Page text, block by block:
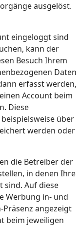
ausgelöst.
eingeloggt sind
kann der
Besuch Ihrem
Daten
erfasst werden,
Account beim
Diese
über
werden oder
die Betreiber der
in denen Ihre
sind. Auf diese
Werbung in- und
angezeigt
beim jeweiligen